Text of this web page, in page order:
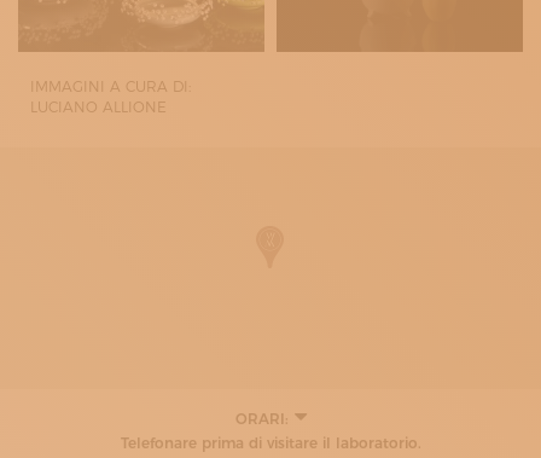
IMMAGINI A CURA DI:
LUCIANO ALLIONE
ORARI:
Telefonare prima di visitare il laboratorio.